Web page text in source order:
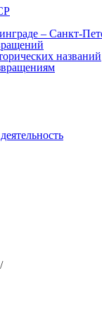
–
названий
/